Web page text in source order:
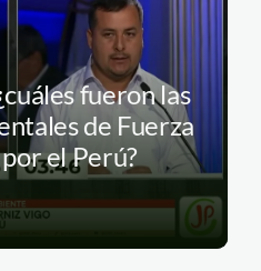
fueron las
de Fuerza
el Perú?